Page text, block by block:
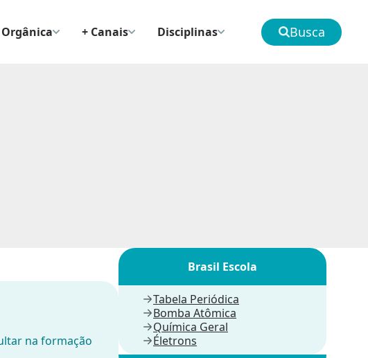
+ Canais Disciplinas Busca
na formação
Brasil Escola
Tabela Periódica
Bomba Atômica
Química Geral
Életrons